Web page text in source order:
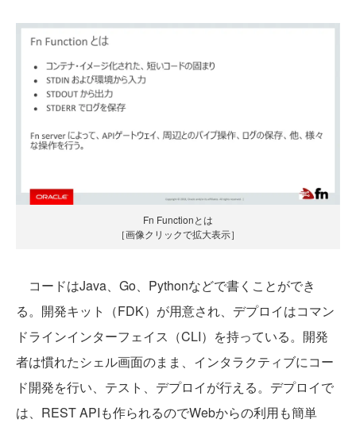
Fn Functionとは
［画像クリックで拡大表示］
コードはJava、Go、Pythonなどで書くことができ
る。開発キット（FDK）が用意され、デプロイはコマン
ドラインインターフェイス（CLI）を持っている。開発
者は慣れたシェル画面のまま、インタラクティブにコー
ド開発を行い、テスト、デプロイが行える。デプロイで
は、REST APIも作られるのでWebからの利用も簡単